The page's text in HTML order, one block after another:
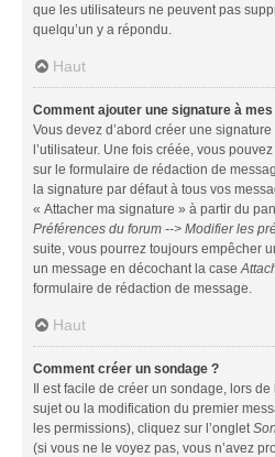
que les utilisateurs ne peuvent pas
quelqu’un y a répondu.
Haut
Comment ajouter une signature à
Vous devez d’abord créer une
l’utilisateur. Une fois créée, vous
sur le formulaire de rédaction de
la signature par défaut à tous vos
« Attacher ma signature » à partir du
Préférences du forum --> Modifier les
suite, vous pourrez toujours empêcher
un message en décochant la case
formulaire de rédaction de message.
Haut
Comment créer un sondage ?
Il est facile de créer un sondage, lors
sujet ou la modification du premier
les permissions), cliquez sur l’onglet
(si vous ne le voyez pas, vous n’avez